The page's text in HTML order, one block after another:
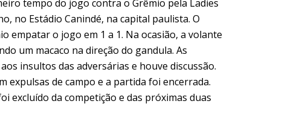
tempo do jogo contra o Grêmio pela Ladies
no Estádio Canindé, na capital paulista. O
empatar o jogo em 1 a 1. Na ocasião, a volante
um macaco na direção do gandula. As
insultos das adversárias e houve discussão.
expulsas de campo e a partida foi encerrada.
excluído da competição e das próximas duas